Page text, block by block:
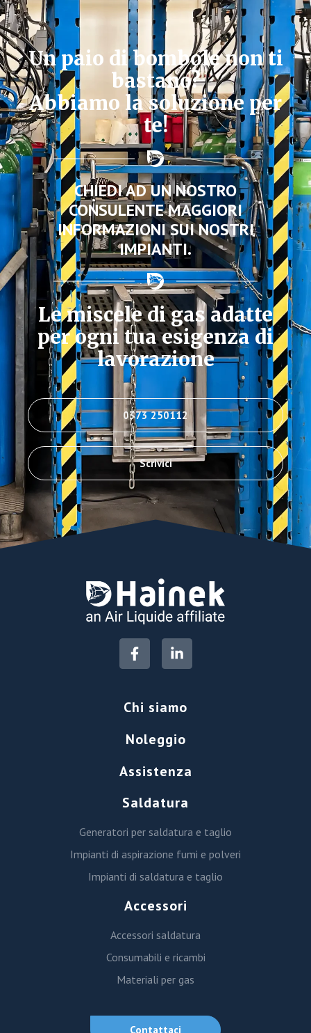
Contattaci
Un paio di bombole non ti
bastano?
Abbiamo la soluzione per
te!
CHIEDI AD UN NOSTRO
CONSULENTE MAGGIORI
INFORMAZIONI SUI NOSTRI
IMPIANTI.
Le miscele di gas adatte
per ogni tua esigenza di
lavorazione
0373 250112
Scrivici
Chi siamo
Noleggio
Assistenza
Saldatura
Generatori per saldatura e taglio
Impianti di aspirazione fumi e polveri
Impianti di saldatura e taglio
Accessori
Accessori saldatura
Consumabili e ricambi
Materiali per gas
Contattaci